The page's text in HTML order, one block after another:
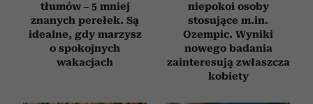
tłumów – 5 mniej
znanych perełek. Są
idealne, gdy marzysz
o spokojnych
wakacjach
niepokoi osoby
stosujące m.in.
Ozempic. Wyniki
nowego badania
zainteresują zwłaszcza
kobiety